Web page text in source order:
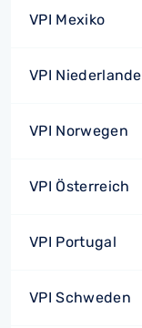
VPI Mexiko
VPI Niederlande
VPI Norwegen
VPI Österreich
VPI Portugal
VPI Schweden